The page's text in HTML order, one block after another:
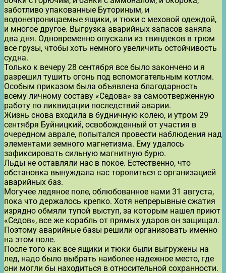
заботливо упакованные Буториным, и
водонепроницаемые ящики, и тюки с меховой одеждой,
и многое другое. Выгрузка аварийных запасов заняла
два дня. Одновременно опускали из твиндеков в трюм
все грузы, чтобы хоть немного увеличить остойчивость
судна.
Только к вечеру 28 сентября все было закончено и я
разрешил тушить огонь под вспомогательным котлом.
Особым приказом была объявлена благодарность
всему личному составу «Седова» за самоотверженную
работу по ликвидации последствий аварии.
Жизнь снова входила в будничную колею, и утром 29
сентября Буйницкий, освобожденный от участия в
очередном аврале, попытался провести наблюдения над
элементами земного магнетизма. Ему удалось
зафиксировать сильную магнитную бурю.
Льды не оставляли нас в покое. Естественно, что
обстановка вынуждала нас торопиться с организацией
аварийных баз.
Могучее ледяное поле, облюбованное нами 31 августа,
пока что держалось крепко. Хотя непрерывные сжатия
изрядно обмяли тупой выступ, за которым нашел приют
«Седов», все же корабль от прямых ударов он защищал.
Поэтому аварийные базы решили организовать именно
на этом поле.
После того как все ящики и тюки были выгружены на
лед, надо было выбрать наиболее надежное место, где
они могли бы находиться в относительной сохранности.